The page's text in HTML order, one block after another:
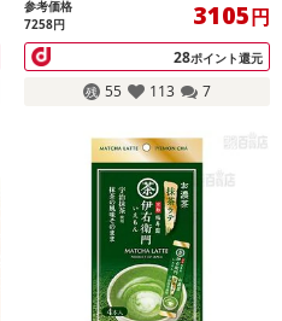
参考価格
7258円
3105円
28ポイント還元
55 113 7